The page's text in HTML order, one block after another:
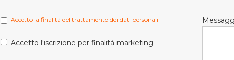
Accetto la finalità del trattamento dei dati personali
Accetto l'iscrizione per finalità marketing